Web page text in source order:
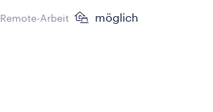
Remote-Arbeit möglich